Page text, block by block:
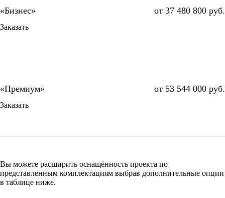
от 37 480 800 руб.
Заказать
от 53 544 000 руб.
Заказать
Вы можете расширить оснащённость проекта по
представленным комплектациям выбрав дополнительные опции
в таблице ниже.